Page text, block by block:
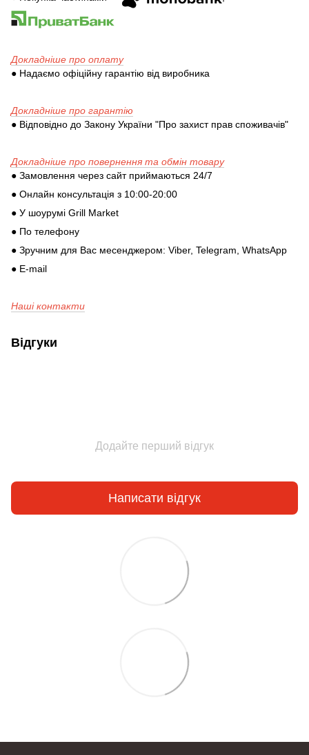
Докладніше про оплату
● Надаємо офіційну гарантію від виробника
Докладніше про гарантію
● Відповідно до Закону України "Про захист прав споживачів"
Докладніше про повернення та обмін товару
● Замовлення через сайт приймаються 24/7
● Онлайн консультація з 10:00-20:00
● У шоурумі Grill Market
● По телефону
● Зручним для Вас месенджером: Viber, Telegram, WhatsApp
● E-mail
Наші контакти
Відгуки
Додайте перший відгук
Написати відгук